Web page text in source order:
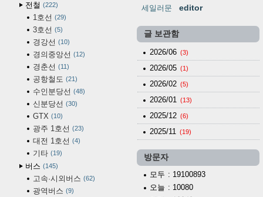
전철 222
1호선 29
3호선 5
경강선 10
경의중앙선 12
경춘선 11
공항철도 21
수인분당선 48
신분당선 30
GTX 10
광주 1호선 23
대전 1호선 4
기타 19
버스 145
고속·시외버스 62
광역버스 9
세일러문
editor
글 보관함
2026/06 (3)
2026/05 (1)
2026/02 (5)
2026/01 (13)
2025/12 (6)
2025/11 (19)
방문자
모두 : 19100893
오늘 : 10080